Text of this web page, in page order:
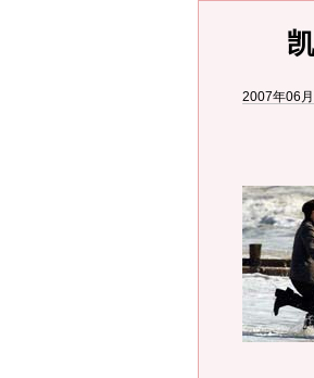
2007年06